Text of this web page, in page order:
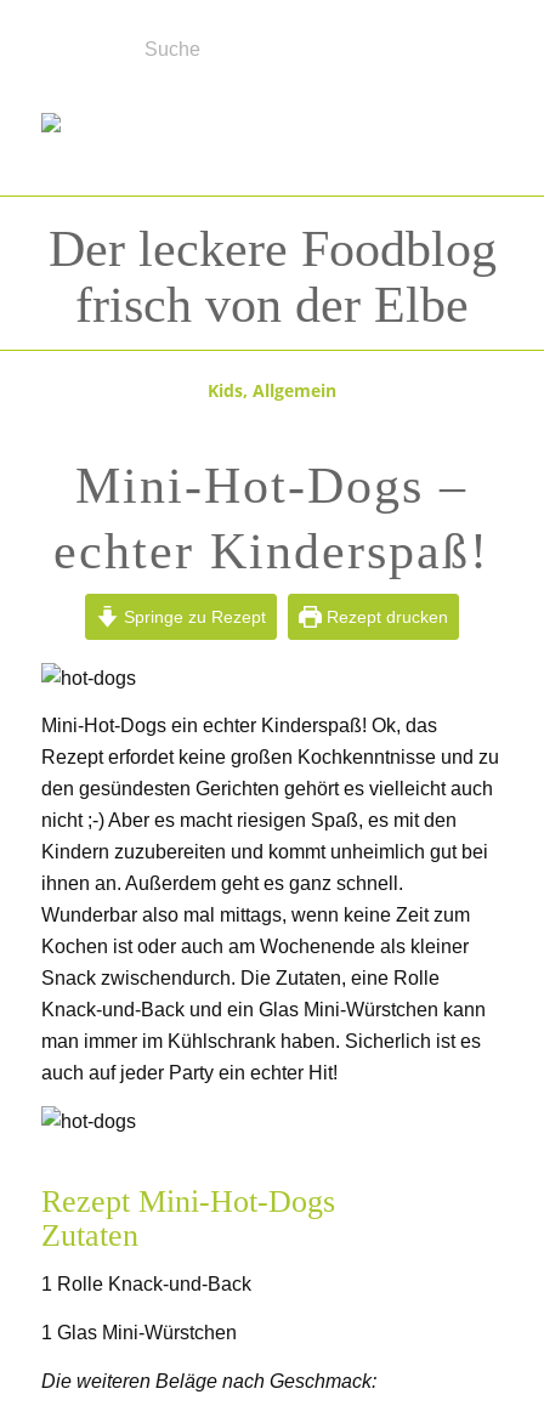
Der leckere Foodblog
frisch von der Elbe
Kids, Allgemein
Mini-Hot-Dogs –
echter Kinderspaß!
Springe zu Rezept Rezept drucken
Mini-Hot-Dogs ein echter Kinderspaß! Ok, das
Rezept erfordet keine großen Kochkenntnisse und zu
den gesündesten Gerichten gehört es vielleicht auch
nicht ;-) Aber es macht riesigen Spaß, es mit den
Kindern zuzubereiten und kommt unheimlich gut bei
ihnen an. Außerdem geht es ganz schnell.
Wunderbar also mal mittags, wenn keine Zeit zum
Kochen ist oder auch am Wochenende als kleiner
Snack zwischendurch. Die Zutaten, eine Rolle
Knack-und-Back und ein Glas Mini-Würstchen kann
man immer im Kühlschrank haben. Sicherlich ist es
auch auf jeder Party ein echter Hit!
Rezept Mini-Hot-Dogs
Zutaten
1 Rolle Knack-und-Back
1 Glas Mini-Würstchen
Die weiteren Beläge nach Geschmack: